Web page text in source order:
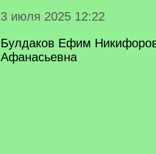
3 июля 2025 12:22
Булдаков Ефим
Афанасьевна